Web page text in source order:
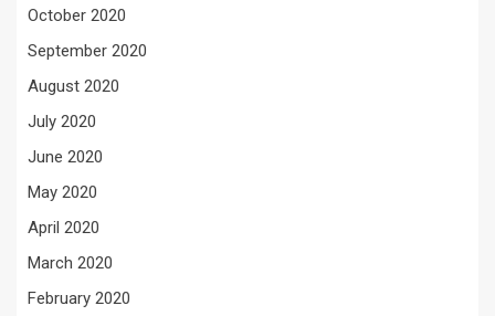
October 2020
September 2020
August 2020
July 2020
June 2020
May 2020
April 2020
March 2020
February 2020